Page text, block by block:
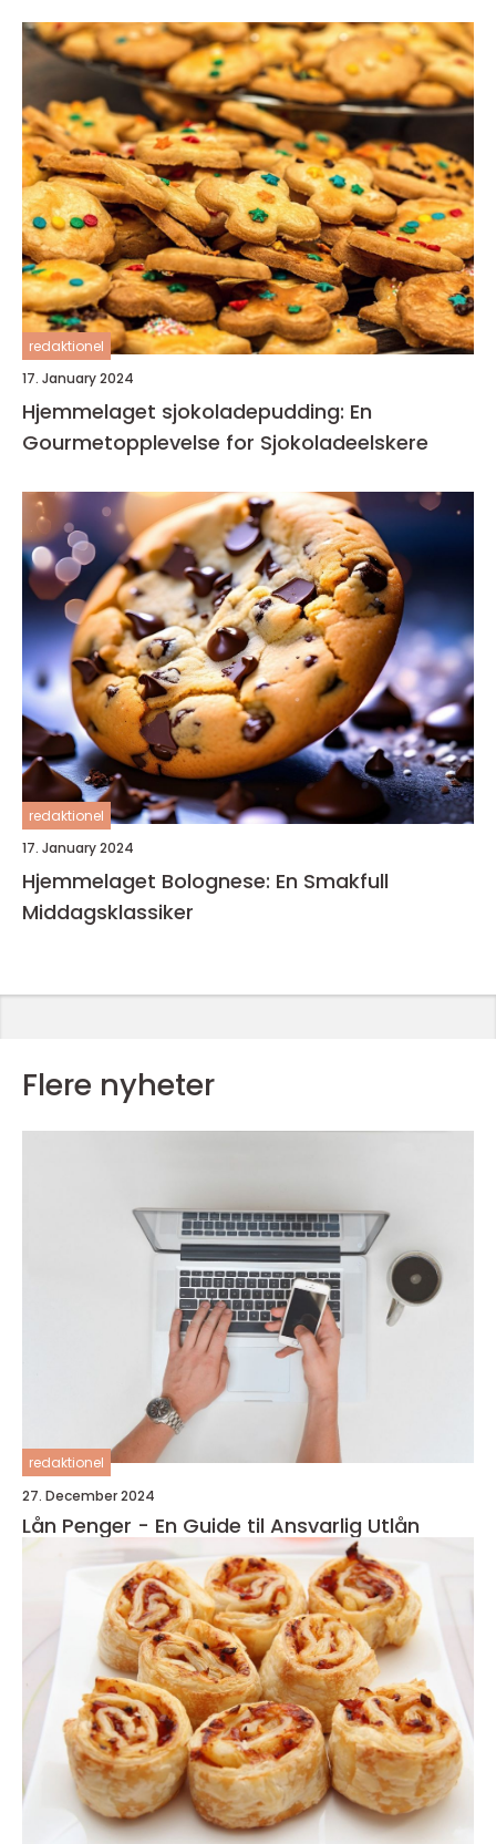
redaktionel
17. January 2024
Hjemmelaget sjokoladepudding: En
Gourmetopplevelse for Sjokoladeelskere
redaktionel
17. January 2024
Hjemmelaget Bolognese: En Smakfull
Middagsklassiker
Flere nyheter
redaktionel
27. December 2024
Lån Penger - En Guide til Ansvarlig Utlån